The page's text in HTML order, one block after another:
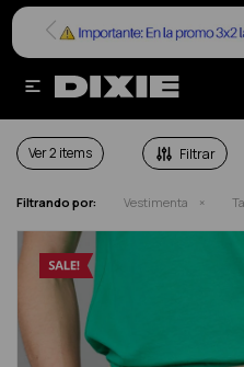

VESTIMENTA
Ver
Filtrando por: Vestimenta